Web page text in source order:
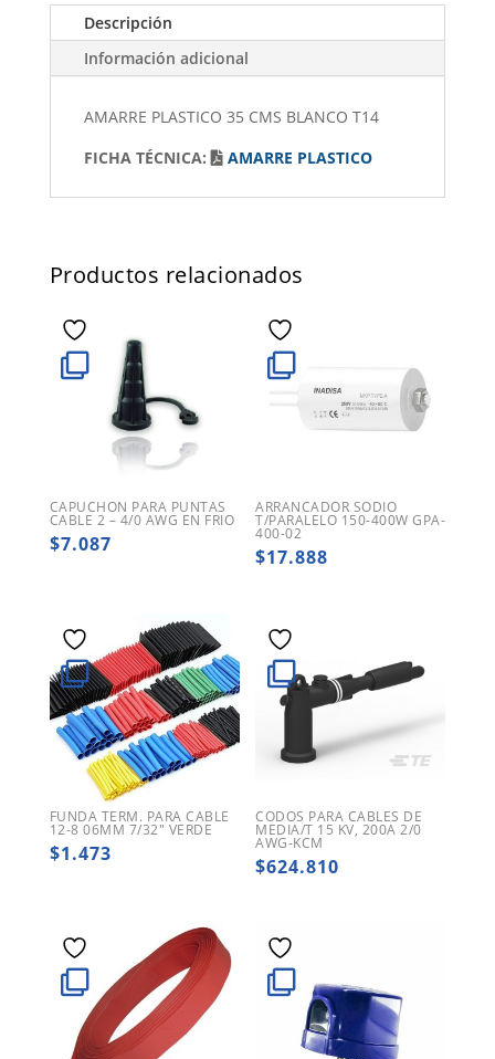
Descripción
Información adicional
AMARRE PLASTICO 35 CMS BLANCO T14
FICHA TÉCNICA:
AMARRE PLASTICO
Productos relacionados
CAPUCHON PARA PUNTAS
CABLE 2 – 4/0 AWG EN FRIO
$7.087
ARRANCADOR SODIO
T/PARALELO 150-400W GPA-
400-02
$17.888
FUNDA TERM. PARA CABLE
12-8 06MM 7/32″ VERDE
$1.473
CODOS PARA CABLES DE
MEDIA/T 15 KV, 200A 2/0
AWG-KCM
$624.810